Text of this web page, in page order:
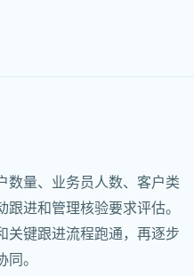
数量、业务员人数、客户类
进和管理核验要求评估。
关键跟进流程跑通，再逐步
。